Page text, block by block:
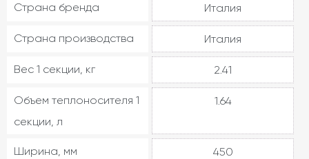
Страна бренда Италия
Страна производства Италия
Вес 1 секции, кг 2.41
Объем теплоносителя 1
секции, л
1.64
Ширина, мм 450